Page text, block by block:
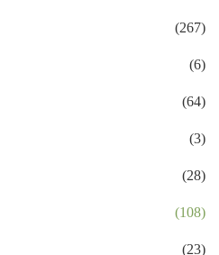
(267)
(6)
(64)
(3)
(28)
(108)
(23)